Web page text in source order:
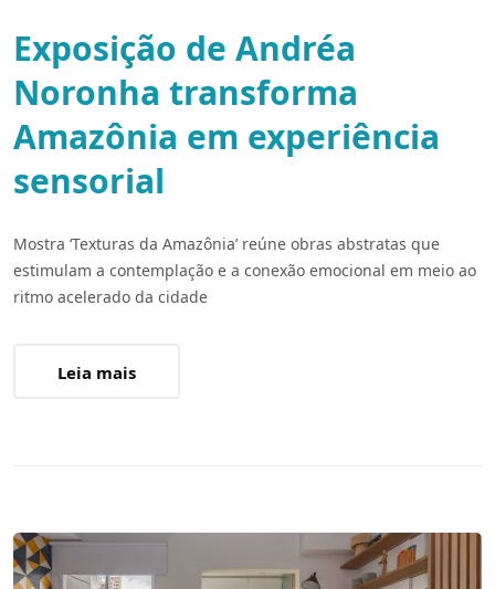
Exposição de Andréa
Noronha transforma
Amazônia em experiência
sensorial
Mostra ‘Texturas da Amazônia’ reúne obras abstratas que
estimulam a contemplação e a conexão emocional em meio ao
ritmo acelerado da cidade
Leia mais